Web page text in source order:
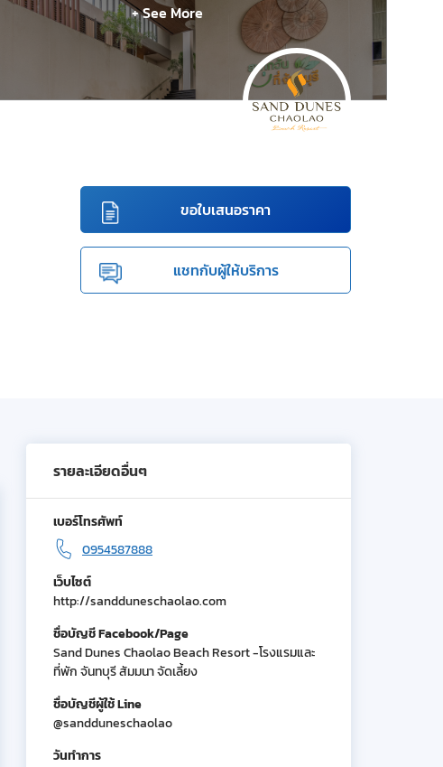
+ See More
ขอใบเสนอราคา
แชทกับผู้ให้บริการ
รายละเอียดอื่นๆ
เบอร์โทรศัพท์
0954587888
เว็บไซต์
http://sandduneschaolao.com
ชื่อบัญชี Facebook/Page
Sand Dunes Chaolao Beach Resort -โรงแรมและ
ที่พัก จันทบุรี สัมมนา จัดเลี้ยง
ชื่อบัญชีผู้ใช้ Line
@sandduneschaolao
วันทำการ